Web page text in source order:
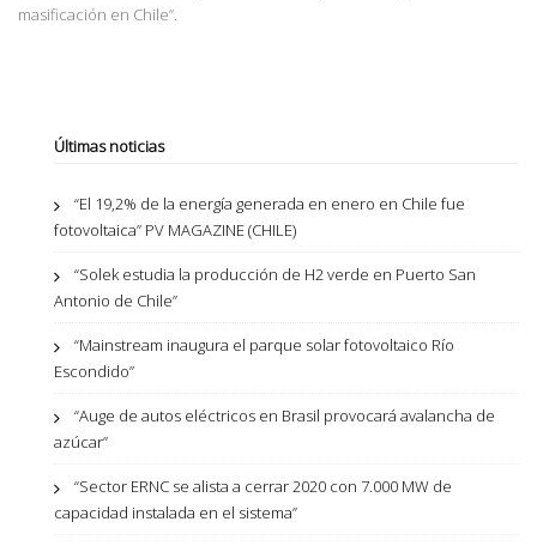
masificación en Chile”.
Últimas noticias
“El 19,2% de la energía generada en enero en Chile fue
fotovoltaica” PV MAGAZINE (CHILE)
“Solek estudia la producción de H2 verde en Puerto San
Antonio de Chile”
“Mainstream inaugura el parque solar fotovoltaico Río
Escondido”
“Auge de autos eléctricos en Brasil provocará avalancha de
azúcar”
“Sector ERNC se alista a cerrar 2020 con 7.000 MW de
capacidad instalada en el sistema”